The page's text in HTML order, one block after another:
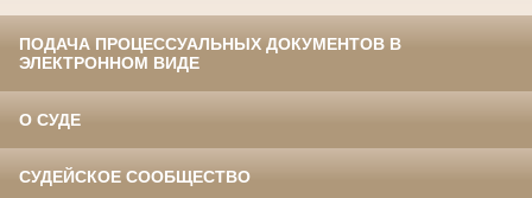
ПОДАЧА ПРОЦЕССУАЛЬНЫХ ДОКУМЕНТОВ В
ЭЛЕКТРОННОМ ВИДЕ
О СУДЕ
СУДЕЙСКОЕ СООБЩЕСТВО